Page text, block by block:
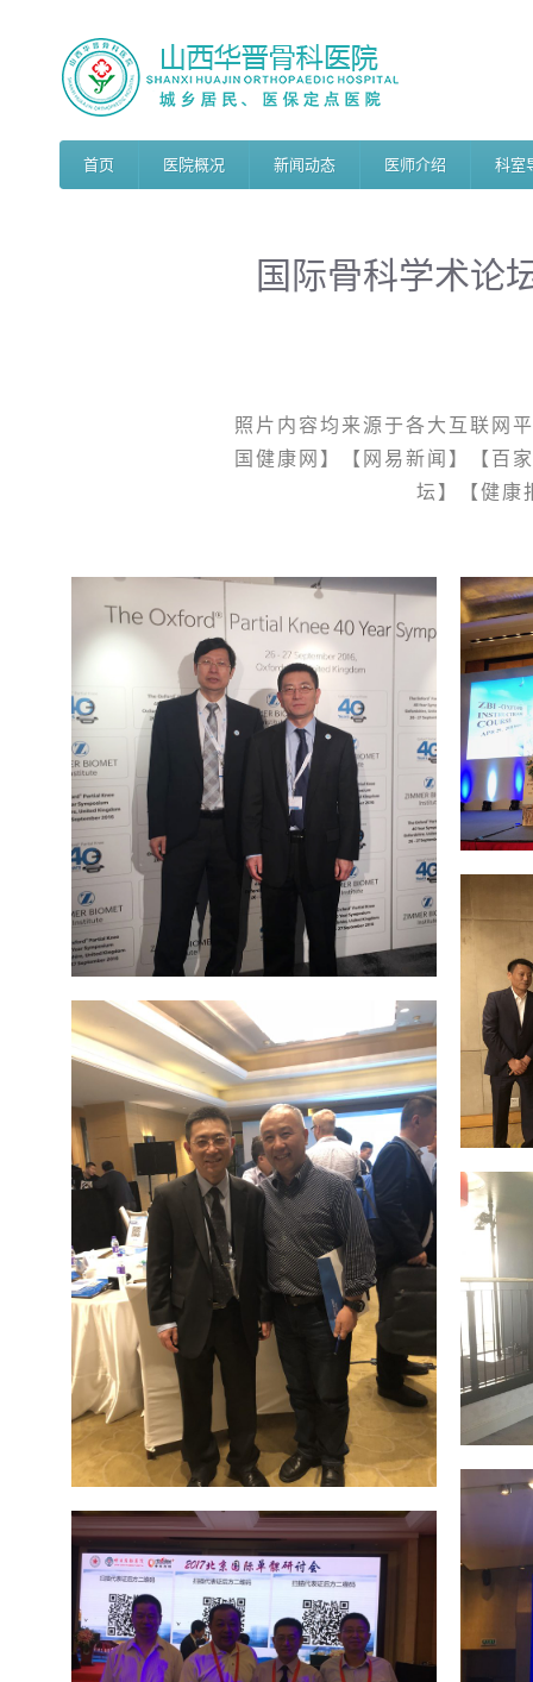
首页 医院概况 新闻动态 医师介绍 科室
国际骨科学术论
照片内容均来源于各大互联网
国健康网】【网易新闻】【百
坛】【健康